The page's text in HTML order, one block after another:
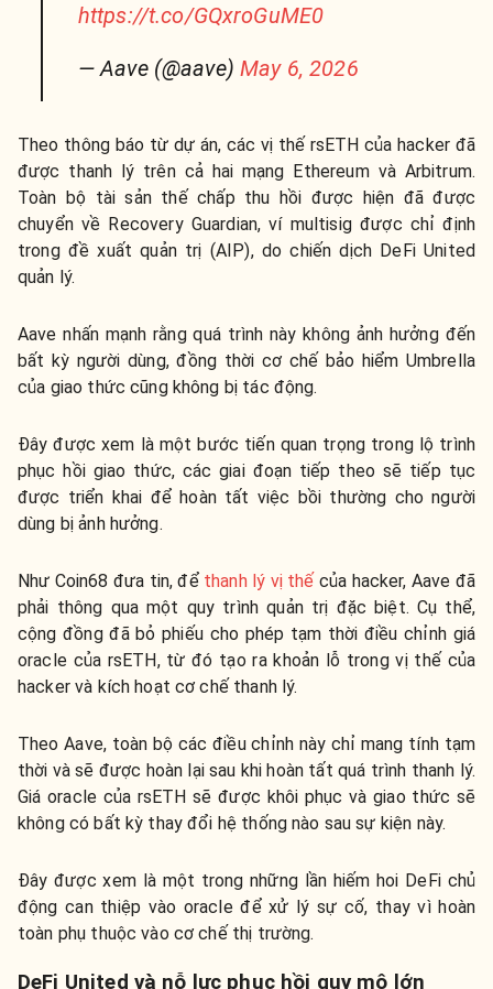
https://t.co/GQxroGuME0
— Aave (@aave)May 6, 2026
Theo thông báo từ dự án, các vị thế rsETH của hacker đã
được thanh lý trên cả hai mạng Ethereum và Arbitrum.
Toàn bộ tài sản thế chấp thu hồi được hiện đã được
chuyển về Recovery Guardian, ví multisig được chỉ định
trong đề xuất quản trị (AIP), do chiến dịch DeFi United
quản lý.
Aave nhấn mạnh rằng quá trình này không ảnh hưởng đến
bất kỳ người dùng, đồng thời cơ chế bảo hiểm Umbrella
của giao thức cũng không bị tác động.
Đây được xem là một bước tiến quan trọng trong lộ trình
phục hồi giao thức, các giai đoạn tiếp theo sẽ tiếp tục
được triển khai để hoàn tất việc bồi thường cho người
dùng bị ảnh hưởng.
Như Coin68 đưa tin, để thanh lý vị thế của hacker, Aave đã
phải thông qua một quy trình quản trị đặc biệt. Cụ thể,
cộng đồng đã bỏ phiếu cho phép tạm thời điều chỉnh giá
oracle của rsETH, từ đó tạo ra khoản lỗ trong vị thế của
hacker và kích hoạt cơ chế thanh lý.
Theo Aave, toàn bộ các điều chỉnh này chỉ mang tính tạm
thời và sẽ được hoàn lại sau khi hoàn tất quá trình thanh lý.
Giá oracle của rsETH sẽ được khôi phục và giao thức sẽ
không có bất kỳ thay đổi hệ thống nào sau sự kiện này.
Đây được xem là một trong những lần hiếm hoi DeFi chủ
động can thiệp vào oracle để xử lý sự cố, thay vì hoàn
toàn phụ thuộc vào cơ chế thị trường.
DeFi United và nỗ lực phục hồi quy mô lớn